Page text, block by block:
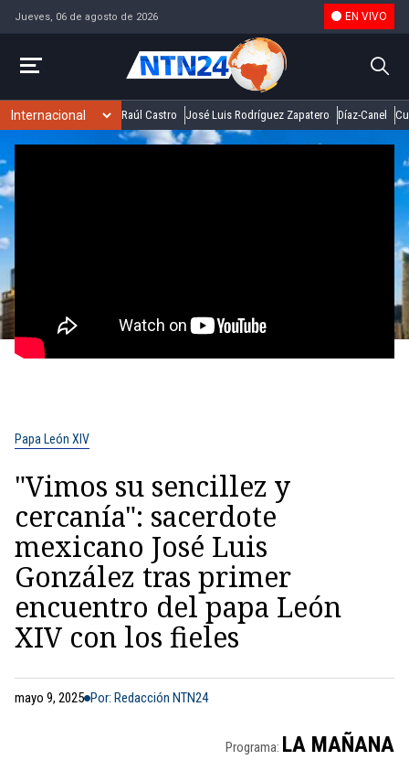
Jueves, 06 de agosto de 2026 EN VIVO
Raúl Castro José Luis Rodríguez Zapatero Díaz-Canel
Papa León XIV
"Vimos su sencillez y
cercanía": sacerdote
mexicano José Luis
González tras primer
encuentro del papa León
XIV con los fieles
mayo 9, 2025 Por: Redacción NTN24
Programa: LA MAÑANA